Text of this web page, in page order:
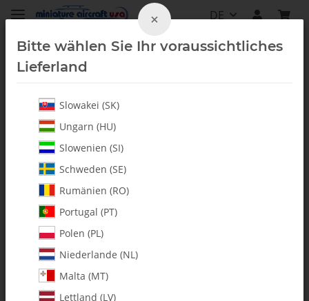
DE
Alle Artikel
×
Bitte wählen Sie Ihr voraussichtliches
Lieferland
Slowakei (SK)
Ungarn (HU)
Slowenien (SI)
Schweden (SE)
Rumänien (RO)
Portugal (PT)
Polen (PL)
Niederlande (NL)
Malta (MT)
Lettland (LV)